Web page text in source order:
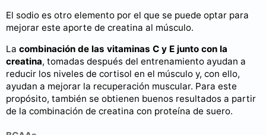
El sodio es otro elemento por el que se puede optar para
mejorar este aporte de creatina al músculo.
La combinación de las vitaminas C y E junto con la
creatina, tomadas después del entrenamiento ayudan a
reducir los niveles de cortisol en el músculo y, con ello,
ayudan a mejorar la recuperación muscular. Para este
propósito, también se obtienen buenos resultados a partir
de la combinación de creatina con proteína de suero.